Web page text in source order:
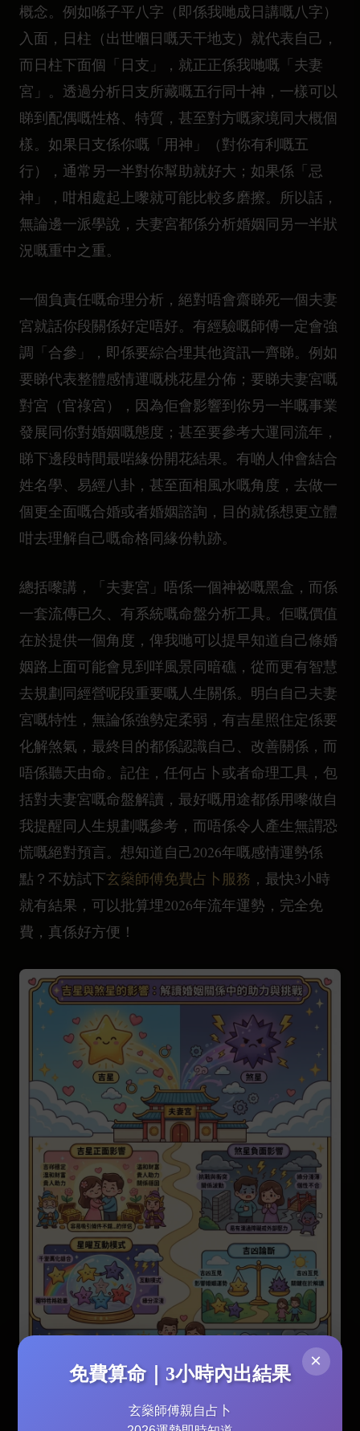
概念。例如喺子平八字（即係我哋成日講嘅八字）
入面，日柱（出世嗰日嘅天干地支）就代表自己，
而日柱下面個「日支」，就正正係我哋嘅「夫妻
宮」。透過分析日支所藏嘅五行同十神，一樣可以
睇到配偶嘅性格、特質，甚至對方嘅家境同大概個
樣。如果日支係你嘅「用神」（對你有利嘅五
行），通常另一半對你幫助就好大；如果係「忌
神」，咁相處起上嚟就可能比較多磨擦。所以話，
無論邊一派學說，夫妻宮都係分析婚姻同另一半狀
況嘅重中之重。
一個負責任嘅命理分析，絕對唔會齋睇死一個夫妻
宮就話你段關係好定唔好。有經驗嘅師傅一定會強
調「合參」，即係要綜合埋其他資訊一齊睇。例如
要睇代表整體感情運嘅桃花星分佈；要睇夫妻宮嘅
對宮（官祿宮），因為佢會影響到你另一半嘅事業
發展同你對婚姻嘅態度；甚至要參考大運同流年，
睇下邊段時間最啱緣份開花結果。有啲人仲會結合
姓名學、易經八卦，甚至面相風水嘅角度，去做一
個更全面嘅合婚或者婚姻諮詢，目的就係想更立體
咁去理解自己嘅命格同緣份軌跡。
總括嚟講，「夫妻宮」唔係一個神祕嘅黑盒，而係
一套流傳已久、有系統嘅命盤分析工具。佢嘅價值
在於提供一個角度，俾我哋可以提早知道自己條婚
姻路上面可能會見到咩風景同暗礁，從而更有智慧
去規劃同經營呢段重要嘅人生關係。明白自己夫妻
宮嘅特性，無論係強勢定柔弱，有吉星照住定係要
化解煞氣，最終目的都係認識自己、改善關係，而
唔係聽天由命。記住，任何占卜或者命理工具，包
括對夫妻宮嘅命盤解讀，最好嘅用途都係用嚟做自
我提醒同人生規劃嘅參考，而唔係令人產生無謂恐
慌嘅絕對預言。想知道自己2026年嘅感情運勢係
點？不妨試下玄燊師傅免費占卜服務 ，最快3小時
就有結果，可以批算埋2026年流年運勢，完全免
費，真係好方便！
進階動態分析：運用四化飛星預測感情變化與避開
×
免費算命｜3小時內出結果
玄燊師傅親自占卜